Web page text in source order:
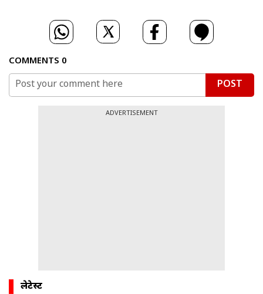
COMMENTS 0
POST
ADVERTISEMENT
लेटेस्ट